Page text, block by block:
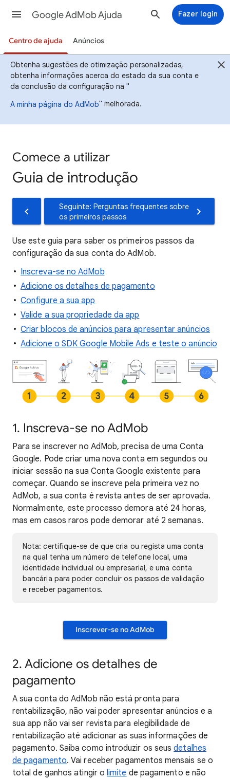
Google AdMob Ajuda Fazer login
Centro de ajuda Anúncios
Obtenha sugestões de otimização personalizadas,
obtenha informações acerca do estado da sua conta e
da conclusão da configuração na "
A minha página do AdMob" melhorada.
Comece a utilizar
Guia de introdução
Seguinte: Perguntas frequentes sobre
os primeiros passos
Use este guia para saber os primeiros passos da
configuração da sua conta do AdMob.
Inscreva-se no AdMob
Adicione os detalhes de pagamento
Configure a sua app
Valide a sua propriedade da app
Criar blocos de anúncios para apresentar anúncios
Adicione o SDK Google Mobile Ads e teste o anúncio
1. Inscreva-se no AdMob
Para se inscrever no AdMob, precisa de uma Conta
Google. Pode criar uma nova conta em segundos ou
iniciar sessão na sua Conta Google existente para
começar. Quando se inscreve pela primeira vez no
AdMob, a sua conta é revista antes de ser aprovada.
Normalmente, este processo demora até 24 horas,
mas em casos raros pode demorar até 2 semanas.
Nota: certifique-se de que cria ou regista uma conta
na qual tenha um número de telefone local, uma
identidade individual ou empresarial, e uma conta
bancária para poder concluir os passos de validação
e receber pagamentos.
Inscrever-se no AdMob
2. Adicione os detalhes de
pagamento
A sua conta do AdMob não está pronta para
rentabilização, não vai poder apresentar anúncios e a
sua app não vai ser revista para elegibilidade de
rentabilização até adicionar as suas informações de
pagamento. Saiba como introduzir os seusdetalhes
de pagamento. Vai receber pagamentos mensais se o
total de ganhos atingir olimite de pagamento e não